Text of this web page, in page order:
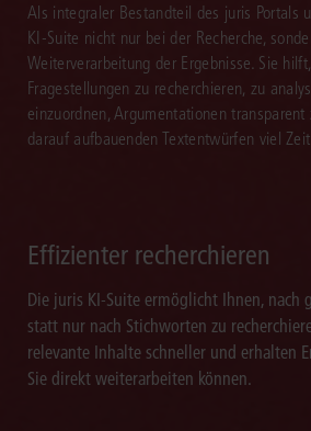
Als integraler Bestandteil des juris Portals
KI-Suite nicht nur bei der Recherche,
Weiterverarbeitung der Ergebnisse. Sie
Fragestellungen zu recherchieren, zu
einzuordnen, Argumentationen
darauf aufbauenden Textentwürfen viel Zeit
Effizienter recherchieren
Die juris KI-Suite ermöglicht Ihnen, nach
statt nur nach Stichworten zu
relevante Inhalte schneller und erhalten
Sie direkt weiterarbeiten können.